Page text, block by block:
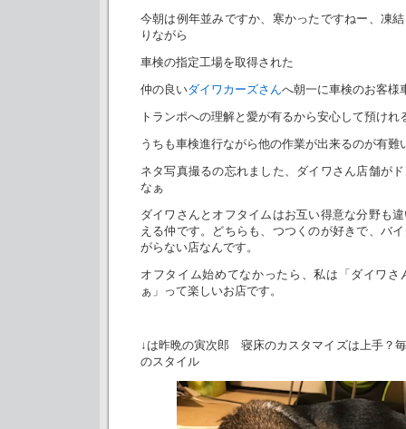
今朝は例年並みですか、寒かったですねー、凍
りながら
車検の指定工場を取得された
仲の良いダイワカーズさんへ朝一に車検のお客様
トランポへの理解と愛が有るから安心して預けれ
うちも車検進行ながら他の作業が出来るのが有難
ネタ写真撮るの忘れました、ダイワさん店舗が
なぁ
ダイワさんとオフタイムはお互い得意な分野も
える仲です。どちらも、つつくのが好きで、バ
がらない店なんです。
オフタイム始めてなかったら、私は「ダイワさ
ぁ」って楽しいお店です。
↓は昨晩の寅次郎 寝床のカスタマイズは上手？
のスタイル